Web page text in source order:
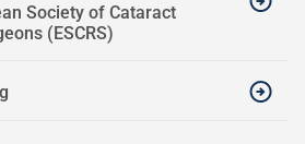
Society of Cataract
(ESCRS)